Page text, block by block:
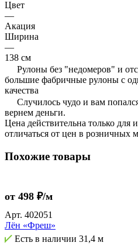
Цвет
—
Акация
Ширина
—
138 см
Рулоны без "недомеров" и
большие фабричные рулоны с
качества
Случилось чудо и вам
вернем деньги.
Цена действительна только для
отличаться от цен в розничных
Похожие товары
от 498 ₽/м
Арт. 402051
Лён «Фреш»
Есть в наличии 31,4 м